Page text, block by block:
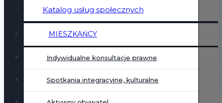
Katalog usług społecznych
MIESZKAŃCY
Indywidualne konsultacje prawne
Spotkania integracyjne, kulturalne